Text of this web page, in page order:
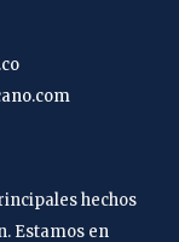
hechos
Estamos en